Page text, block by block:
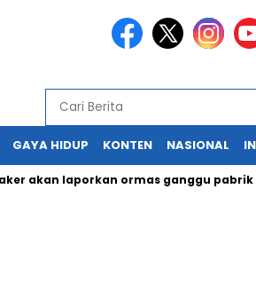
GAYA HIDUP KONTEN NASIONAL
laporkan ormas ganggu pabrik ke